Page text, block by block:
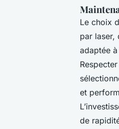
Le choix
par laser,
adaptée à
et
de